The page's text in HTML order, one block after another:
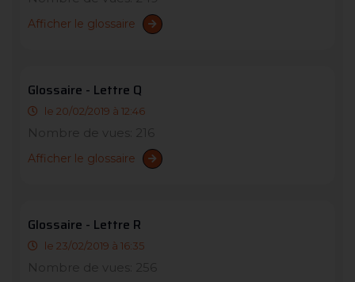
Afficher le glossaire
Glossaire - Lettre Q
le 20/02/2019 à 12:46
Afficher le glossaire
Glossaire - Lettre R
le 23/02/2019 à 16:35